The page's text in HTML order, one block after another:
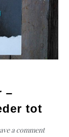
–
tot
a comment